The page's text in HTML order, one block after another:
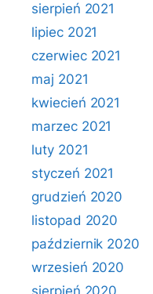
sierpień 2021
lipiec 2021
czerwiec 2021
maj 2021
kwiecień 2021
marzec 2021
luty 2021
styczeń 2021
grudzień 2020
listopad 2020
październik 2020
wrzesień 2020
sierpień 2020